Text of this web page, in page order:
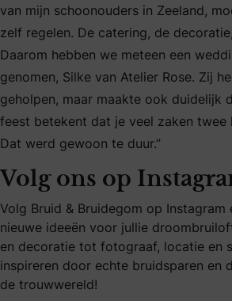
van mijn schoonouders in Zeeland,
zelf regelen. De catering, de
Daarom hebben we meteen een
genomen, Silke van Atelier Rose. Zij
geholpen, maar maakte ook duidelijk
feest betekent dat je veel zaken twee
Dat werd gewoon te duur.”
Volg ons op
Volg Bruid & Bruidegom op
nieuwe ideeën voor jullie
en decoratie tot fotograaf, locatie en
inspireren door echte bruidsparen en
de trouwwereld!